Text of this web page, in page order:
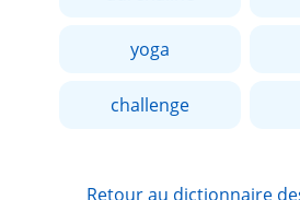
yoga
challenge
Retour au dictionnaire